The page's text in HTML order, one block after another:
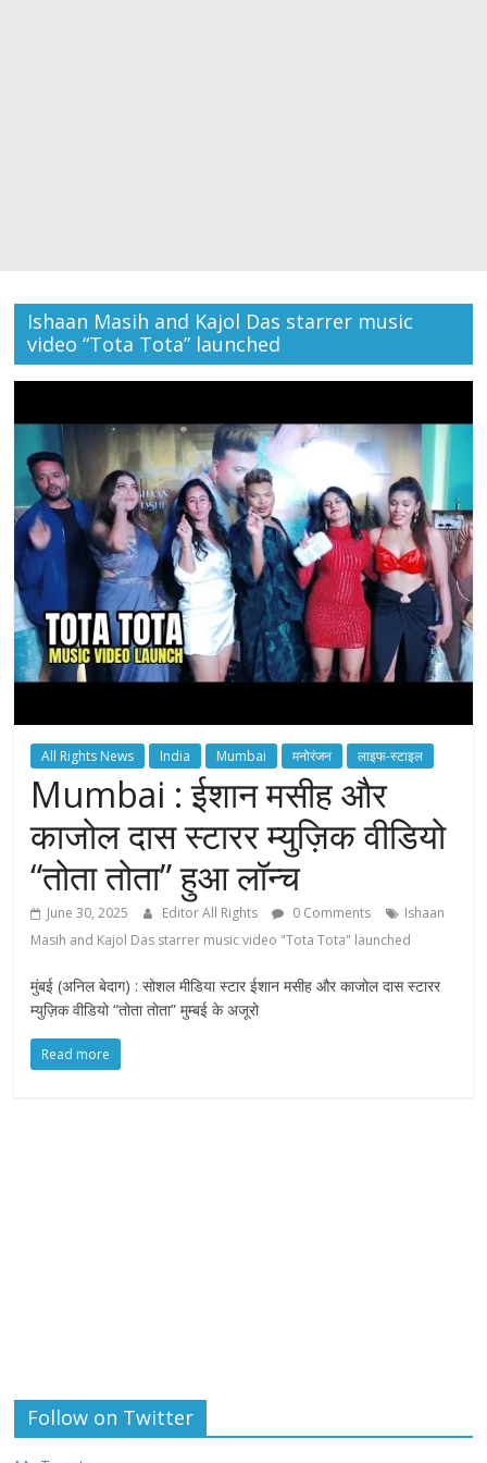
Ishaan Masih and Kajol Das starrer music
video “Tota Tota” launched
All Rights News India Mumbai मनोरंजन लाइफ-स्टाइल
Mumbai : ईशान मसीह और
काजोल दास स्टारर म्युज़िक वीडियो
“तोता तोता” हुआ लॉन्च
June 30, 2025 Editor All Rights 0 Comments
Ishaan
Masih and Kajol Das starrer music video "Tota Tota" launched
मुंबई (अनिल बेदाग) : सोशल मीडिया स्टार ईशान मसीह और काजोल दास स्टारर
म्युज़िक वीडियो “तोता तोता” मुम्बई के अजूरो
Read more
Follow on Twitter